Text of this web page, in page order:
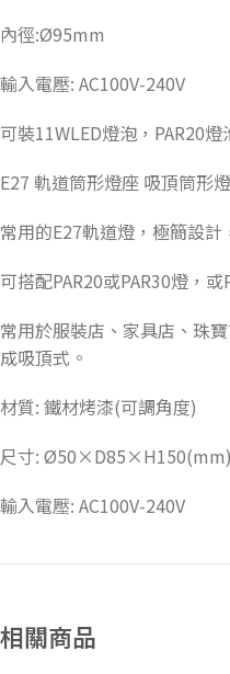
內徑:Ø95mm
輸入電壓: AC100V-240V
可裝11WLED燈泡，PAR20燈
E27 軌道筒形燈座 吸頂筒形
常用的E27軌道燈，極簡設計
可搭配PAR20或PAR30燈，
常用於服裝店、家具店、珠
成吸頂式。
材質: 鐵材烤漆(可調角度)
尺寸: Ø50×D85×H150(mm)
輸入電壓: AC100V-240V
相關商品